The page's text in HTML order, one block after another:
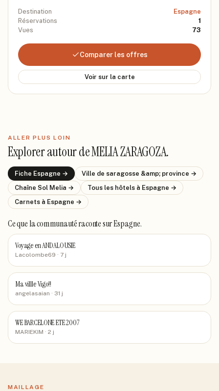
Destination
Espagne
Réservations
1
Vues
73
Comparer les offres
Voir sur la carte
ALLER PLUS LOIN
Explorer autour deMELIA ZARAGOZA.
Fiche Espagne → Ville de saragosse &amp; province →
Chaîne Sol Melia → Tous les hôtels à Espagne →
Carnets à Espagne →
Ce que la communauté racontesur Espagne.
Voyage en ANDALOUSIE
Lacolombe69 · 7 j
Ma villle Vigo!!
angelasaian · 31 j
WE BARCELONE ETE 2007
MARIEKIM · 2 j
MAILLAGE